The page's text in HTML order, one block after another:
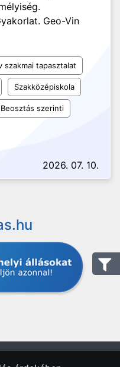
Geo-Vin
szakmai tapasztalat
Szakközépiskola
Beosztás szerinti
2026. 07. 10.